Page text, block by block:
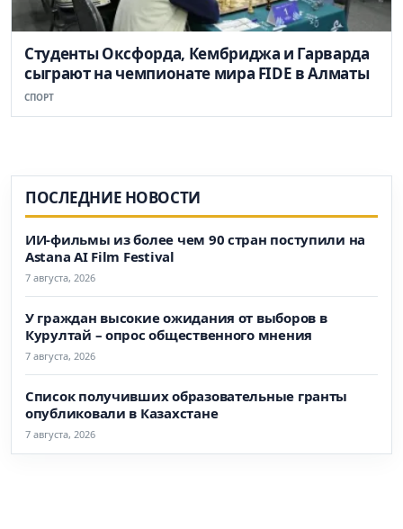
Студенты Оксфорда, Кембриджа и Гарварда
сыграют на чемпионате мира FIDE в Алматы
СПОРТ
ПОСЛЕДНИЕ НОВОСТИ
ИИ-фильмы из более чем 90 стран поступили на
Astana AI Film Festival
7 августа, 2026
У граждан высокие ожидания от выборов в
Курултай – опрос общественного мнения
7 августа, 2026
Список получивших образовательные гранты
опубликовали в Казахстане
7 августа, 2026